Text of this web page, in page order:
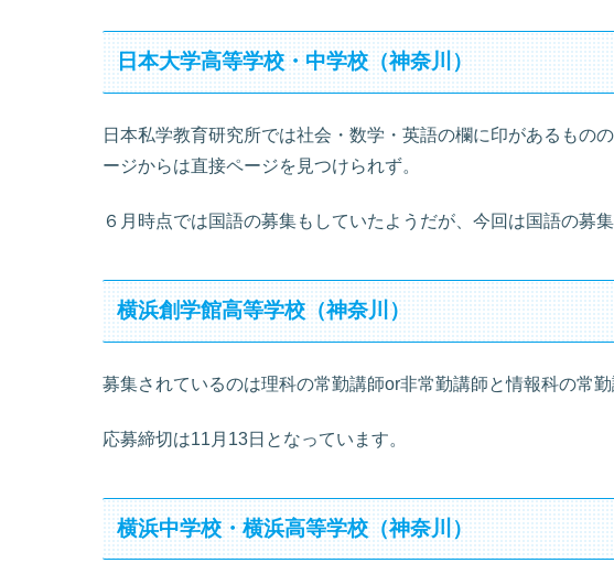
日本大学高等学校・中学校（神奈川）
日本私学教育研究所では社会・数学・英語の欄に印があるもの
ージからは直接ページを見つけられず。
６月時点では国語の募集もしていたようだが、今回は国語の募
横浜創学館高等学校（神奈川）
募集されているのは理科の常勤講師or非常勤講師と情報科の常勤
応募締切は11月13日となっています。
横浜中学校・横浜高等学校（神奈川）